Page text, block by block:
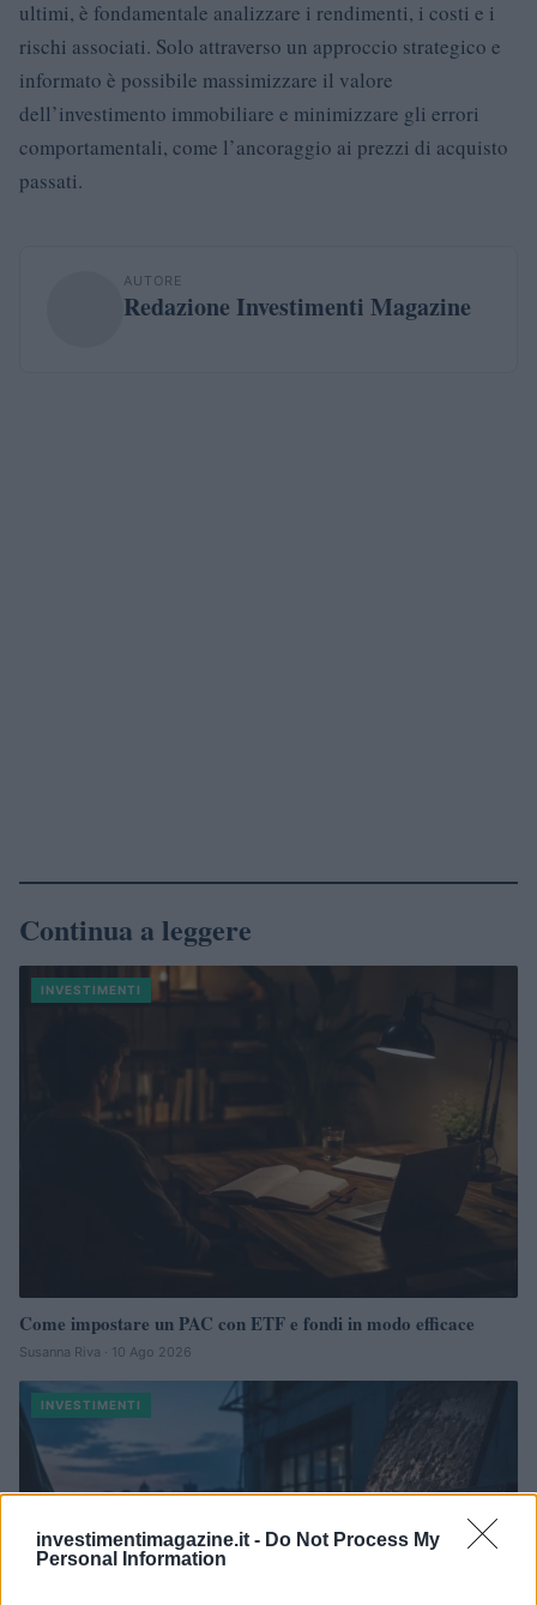
investimentimagazine.it - Do Not Process My
Personal Information
ultimi, è fondamentale analizzare i rendimenti, i costi e i
rischi associati. Solo attraverso un approccio strategico e
informato è possibile massimizzare il valore
dell’investimento immobiliare e minimizzare gli errori
comportamentali, come l’ancoraggio ai prezzi di acquisto
passati.
AUTORE
Redazione Investimenti Magazine
Continua a leggere
INVESTIMENTI
Come impostare un PAC con ETF e fondi in modo efficace
Susanna Riva · 10 Ago 2026
INVESTIMENTI